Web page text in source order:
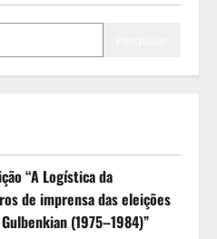
“A Logística da
de imprensa das eleições
(1975–1984)”